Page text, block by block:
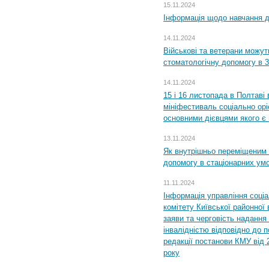
15.11.2024
Інформація щодо навчання
14.11.2024
Військові та ветерани
стоматологічну допомогу в
14.11.2024
15 і 16 листопада в
мініфестиваль соціально
основними дієвцями якого є
13.11.2024
Як внутрішньо переміщеним
допомогу в стаціонарних
11.11.2024
Інформація управління
комітету Київської
заяви та черговість надання
інвалідністю відповідно
редакції постанови КМУ
року